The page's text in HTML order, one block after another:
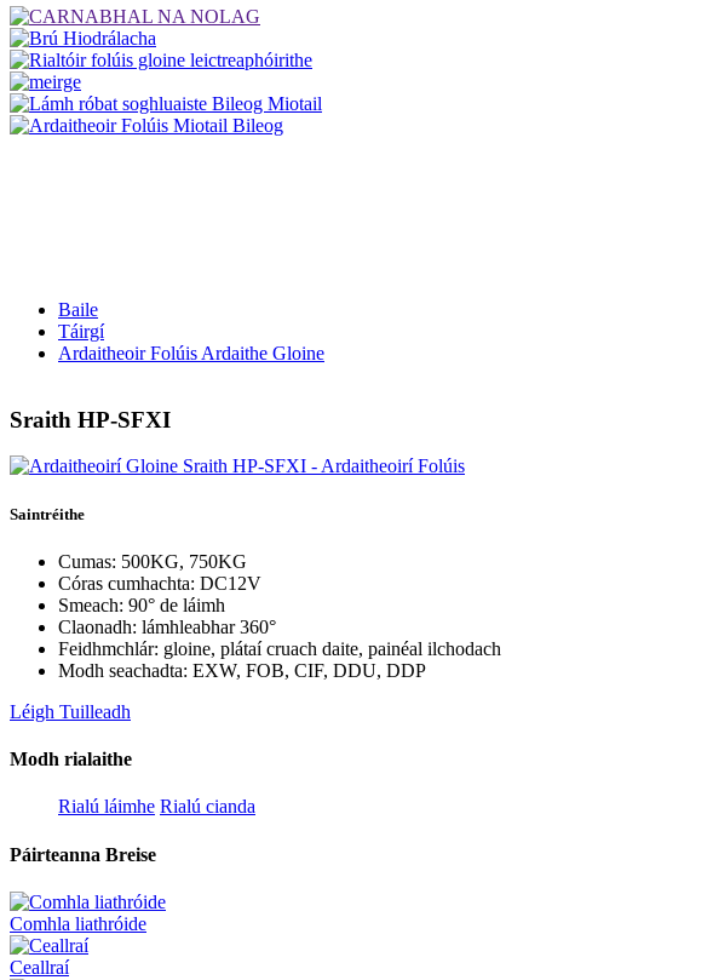
Baile
Táirgí
Ardaitheoir Folúis Ardaithe Gloine
Sraith HP-SFXI
Saintréithe
Cumas: 500KG, 750KG
Córas cumhachta: DC12V
Smeach: 90° de láimh
Claonadh: lámhleabhar 360°
Feidhmchlár: gloine, plátaí cruach daite, painéal ilchodach
Modh seachadta: EXW, FOB, CIF, DDU, DDP
Léigh Tuilleadh
Modh rialaithe
Rialú láimhe Rialú cianda
Páirteanna Breise
Comhla liathróide
Ceallraí